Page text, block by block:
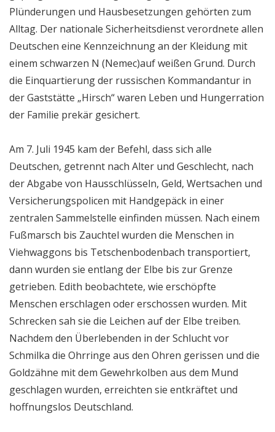
Plünderungen und Hausbesetzungen gehörten zum
Alltag. Der nationale Sicherheitsdienst verordnete allen
Deutschen eine Kennzeichnung an der Kleidung mit
einem schwarzen N (Nemec)auf weißen Grund. Durch
die Einquartierung der russischen Kommandantur in
der Gaststätte „Hirsch“ waren Leben und Hungerration
der Familie prekär gesichert.
Am 7. Juli 1945 kam der Befehl, dass sich alle
Deutschen, getrennt nach Alter und Geschlecht, nach
der Abgabe von Hausschlüsseln, Geld, Wertsachen und
Versicherungspolicen mit Handgepäck in einer
zentralen Sammelstelle einfinden müssen. Nach einem
Fußmarsch bis Zauchtel wurden die Menschen in
Viehwaggons bis Tetschenbodenbach transportiert,
dann wurden sie entlang der Elbe bis zur Grenze
getrieben. Edith beobachtete, wie erschöpfte
Menschen erschlagen oder erschossen wurden. Mit
Schrecken sah sie die Leichen auf der Elbe treiben.
Nachdem den Überlebenden in der Schlucht vor
Schmilka die Ohrringe aus den Ohren gerissen und die
Goldzähne mit dem Gewehrkolben aus dem Mund
geschlagen wurden, erreichten sie entkräftet und
hoffnungslos Deutschland.